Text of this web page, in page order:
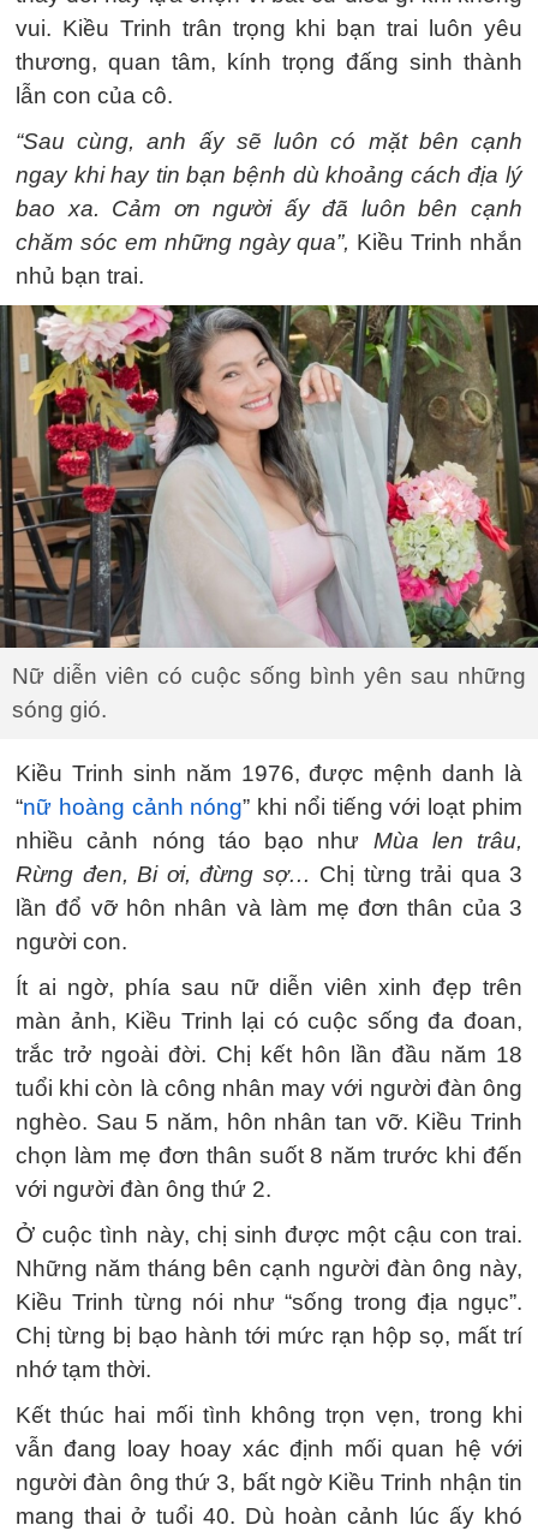
vui. Kiều Trinh trân trọng khi bạn trai luôn yêu
thương, quan tâm, kính trọng đấng sinh thành
lẫn con của cô.
“Sau cùng, anh ấy sẽ luôn có mặt bên cạnh
ngay khi hay tin bạn bệnh dù khoảng cách địa lý
bao xa. Cảm ơn người ấy đã luôn bên cạnh
chăm sóc em những ngày qua”, Kiều Trinh nhắn
nhủ bạn trai.
Nữ diễn viên có cuộc sống bình yên sau những
sóng gió.
Kiều Trinh sinh năm 1976, được mệnh danh là
“nữ hoàng cảnh nóng” khi nổi tiếng với loạt phim
nhiều cảnh nóng táo bạo như Mùa len trâu,
Rừng đen, Bi ơi, đừng sợ… Chị từng trải qua 3
lần đổ vỡ hôn nhân và làm mẹ đơn thân của 3
người con.
Ít ai ngờ, phía sau nữ diễn viên xinh đẹp trên
màn ảnh, Kiều Trinh lại có cuộc sống đa đoan,
trắc trở ngoài đời. Chị kết hôn lần đầu năm 18
tuổi khi còn là công nhân may với người đàn ông
nghèo. Sau 5 năm, hôn nhân tan vỡ. Kiều Trinh
chọn làm mẹ đơn thân suốt 8 năm trước khi đến
với người đàn ông thứ 2.
Ở cuộc tình này, chị sinh được một cậu con trai.
Những năm tháng bên cạnh người đàn ông này,
Kiều Trinh từng nói như “sống trong địa ngục”.
Chị từng bị bạo hành tới mức rạn hộp sọ, mất trí
nhớ tạm thời.
Kết thúc hai mối tình không trọn vẹn, trong khi
vẫn đang loay hoay xác định mối quan hệ với
người đàn ông thứ 3, bất ngờ Kiều Trinh nhận tin
mang thai ở tuổi 40. Dù hoàn cảnh lúc ấy khó